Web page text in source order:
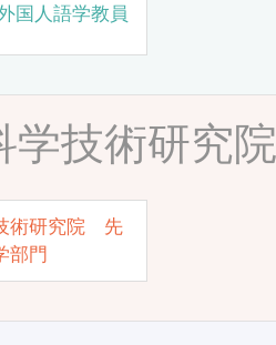
国人語学教員
学技術研究
術研究院 先
部門